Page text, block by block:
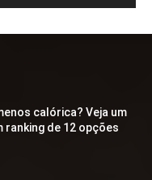
calórica? Veja um
de 12 opções